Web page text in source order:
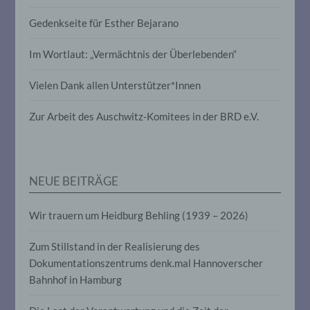
Gedenkseite für Esther Bejarano
Im Wortlaut: „Vermächtnis der Überlebenden“
Vielen Dank allen Unterstützer*Innen
Zur Arbeit des Auschwitz-Komitees in der BRD e.V.
NEUE BEITRÄGE
Wir trauern um Heidburg Behling (1939 – 2026)
Zum Stillstand in der Realisierung des
Dokumentationszentrums denk.mal Hannoverscher
Bahnhof in Hamburg
Verarbeitung personenbezogener Daten,
personenbezogenen Daten verwendet
werden, um bestimmte persönliche
Person beziehen, zu bewerten,
Arbeitsleistung, wirtschaftlicher Lage,
vorherzusagen.
f) Pseudonymisierung
Pseudonymisierung ist die Verarbeitung
personenbezogener Daten in einer Weise,
auf welche die personenbezogenen Daten
ohne Hinzuziehung zusätzlicher